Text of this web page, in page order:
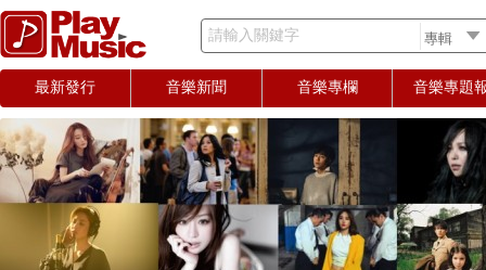
請輸入關鍵字
最新發行 音樂新聞 音樂專欄 音樂專題